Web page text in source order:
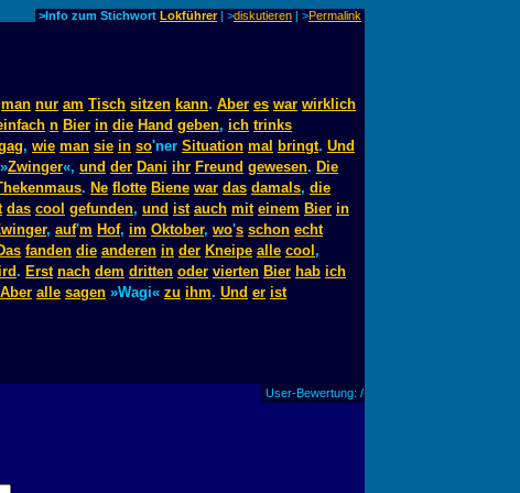
>Info zum Stichwort Lokführer| >diskutieren | >Permalink
man nur am Tisch sitzen kann. Aber es war wirklich
n Bier in die Hand geben, ich trinks
, wie man sie in so'ner Situation mal bringt. Und
»Zwinger«, und der Dani ihr Freund gewesen. Die
. Ne flotte Biene war das damals, die
das cool gefunden, und ist auch mit einem Bier in
, auf'm Hof, im Oktober, wo's schon echt
fanden die anderen in der Kneipe alle cool ,
. Erst nach dem dritten oder vierten Bier hab ich
Aber alle sagen »Wagi« zu ihm. Und er ist
User-Bewertung: /